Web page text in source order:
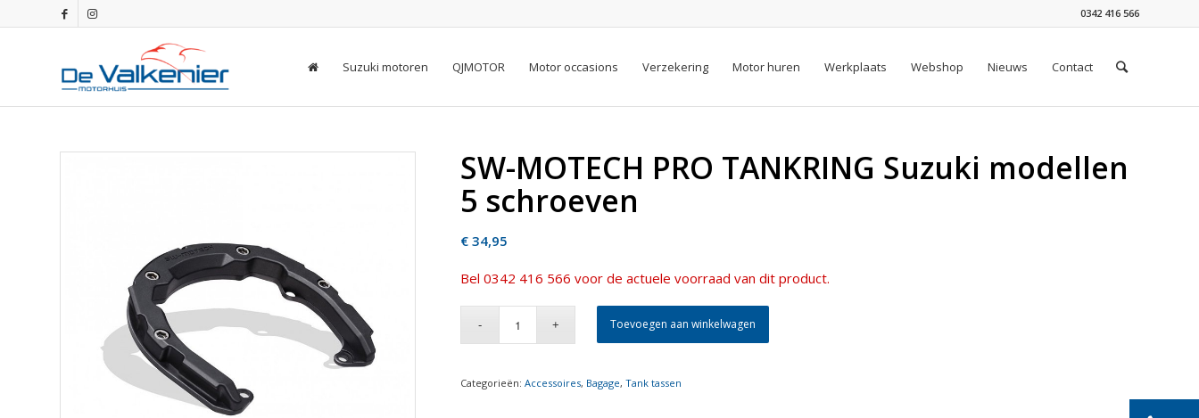
0342 416 566
Suzuki motoren QJMOTOR Motor occasions Verzekering Motor huren Werkplaats Webshop Nieuws Contact
SW-MOTECH PRO TANKRING Suzuki modellen
5 schroeven
€ 34,95
Bel 0342 416 566 voor de actuele voorraad van dit product.
Toevoegen aan winkelwagen
Categorieën:Accessoires, Bagage,Tank tassen